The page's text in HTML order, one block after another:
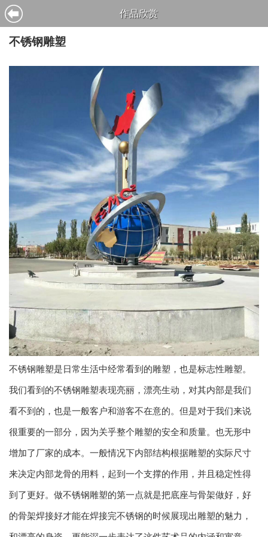
作品欣赏
不锈钢雕塑
不锈钢雕塑是日常生活中经常看到的雕塑，也是标志性雕塑。
我们看到的不锈钢雕塑表现亮丽，漂亮生动，对其内部是我们
看不到的，也是一般客户和游客不在意的。但是对于我们来说
很重要的一部分，因为关乎整个雕塑的安全和质量。也无形中
增加了厂家的成本。一般情况下内部结构根据雕塑的实际尺寸
来决定内部龙骨的用料，起到一个支撑的作用，并且稳定性得
到了更好。做不锈钢雕塑的第一点就是把底座与骨架做好，好
的骨架焊接好才能在焊接完不锈钢的时候展现出雕塑的魅力，